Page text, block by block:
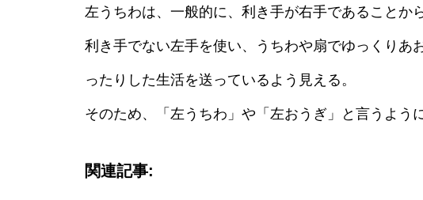
左うちわは、一般的に、利き手が右手であることか
利き手でない左手を使い、うちわや扇でゆっくりあ
ったりした生活を送っているよう見える。
そのため、「左うちわ」や「左おうぎ」と言うよう
関連記事: